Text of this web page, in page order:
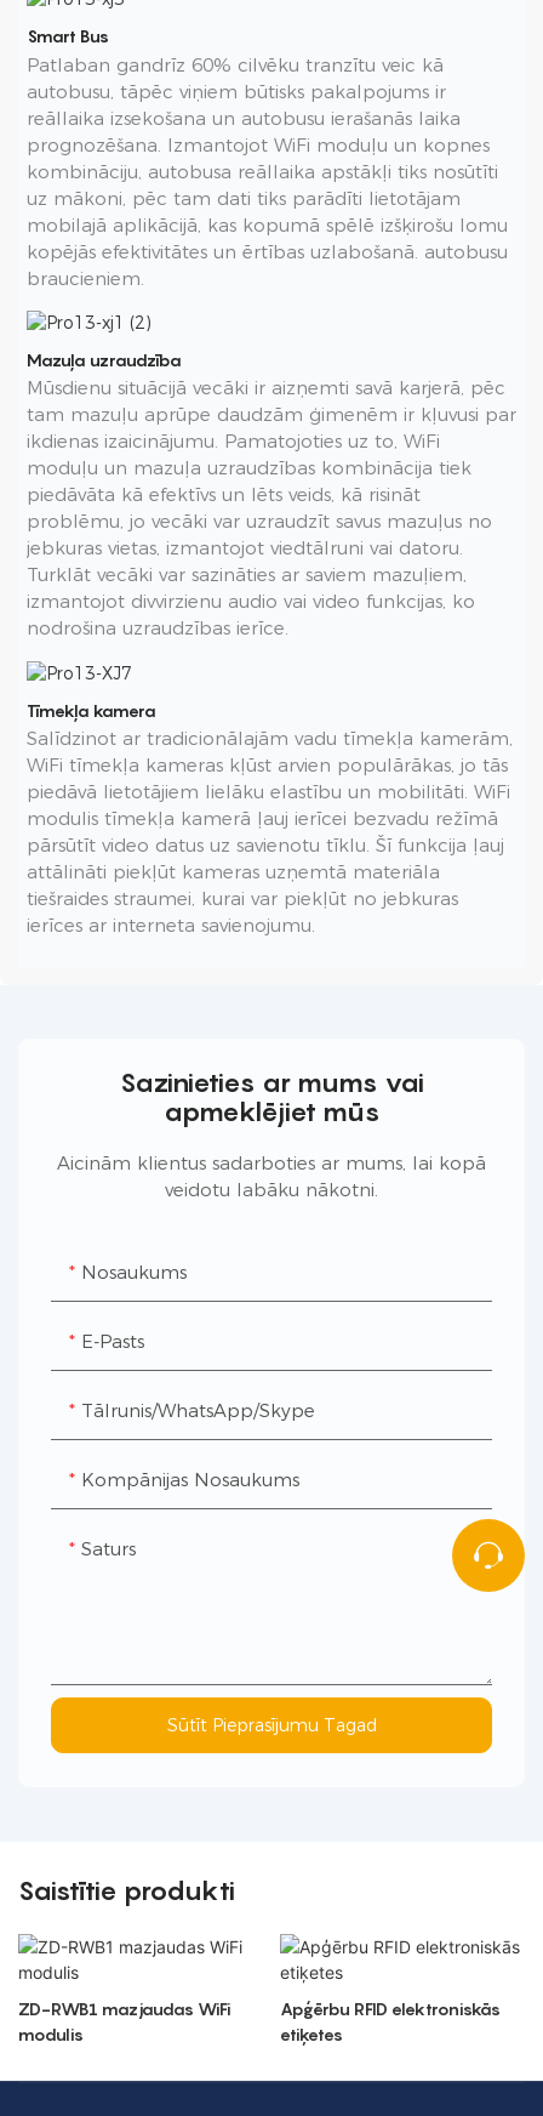
Smart Bus
Patlaban gandrīz 60% cilvēku tranzītu veic kā
autobusu, tāpēc viņiem būtisks pakalpojums ir
reāllaika izsekošana un autobusu ierašanās laika
prognozēšana. Izmantojot WiFi moduļu un kopnes
kombināciju, autobusa reāllaika apstākļi tiks nosūtīti
uz mākoni, pēc tam dati tiks parādīti lietotājam
mobilajā aplikācijā, kas kopumā spēlē izšķirošu lomu
kopējās efektivitātes un ērtības uzlabošanā. autobusu
braucieniem.
Mazuļa uzraudzība
Mūsdienu situācijā vecāki ir aizņemti savā karjerā, pēc
tam mazuļu aprūpe daudzām ģimenēm ir kļuvusi par
ikdienas izaicinājumu. Pamatojoties uz to, WiFi
moduļu un mazuļa uzraudzības kombinācija tiek
piedāvāta kā efektīvs un lēts veids, kā risināt
problēmu, jo vecāki var uzraudzīt savus mazuļus no
jebkuras vietas, izmantojot viedtālruni vai datoru.
Turklāt vecāki var sazināties ar saviem mazuļiem,
izmantojot divvirzienu audio vai video funkcijas, ko
nodrošina uzraudzības ierīce.
Tīmekļa kamera
Salīdzinot ar tradicionālajām vadu tīmekļa kamerām,
WiFi tīmekļa kameras kļūst arvien populārākas, jo tās
piedāvā lietotājiem lielāku elastību un mobilitāti. WiFi
modulis tīmekļa kamerā ļauj ierīcei bezvadu režīmā
pārsūtīt video datus uz savienotu tīklu. Šī funkcija ļauj
attālināti piekļūt kameras uzņemtā materiāla
tiešraides straumei, kurai var piekļūt no jebkuras
ierīces ar interneta savienojumu.
Sazinieties ar mums vai
apmeklējiet mūs
Aicinām klientus sadarboties ar mums, lai kopā
veidotu labāku nākotni.
Nosaukums
E-Pasts
Tālrunis/WhatsApp/Skype
Kompānijas Nosaukums
Saturs
Sūtīt Pieprasījumu Tagad
Saistītie produkti
ZD-RWB1 mazjaudas WiFi
modulis
Apģērbu RFID elektroniskās
etiķetes